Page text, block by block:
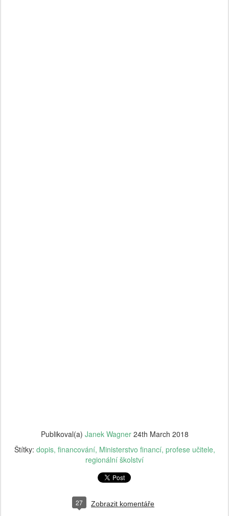
Publikoval(a) Janek Wagner 24th March 2018
Štítky: dopis financování Ministerstvo financí profese učitele
regionální školství
27 Zobrazit komentáře